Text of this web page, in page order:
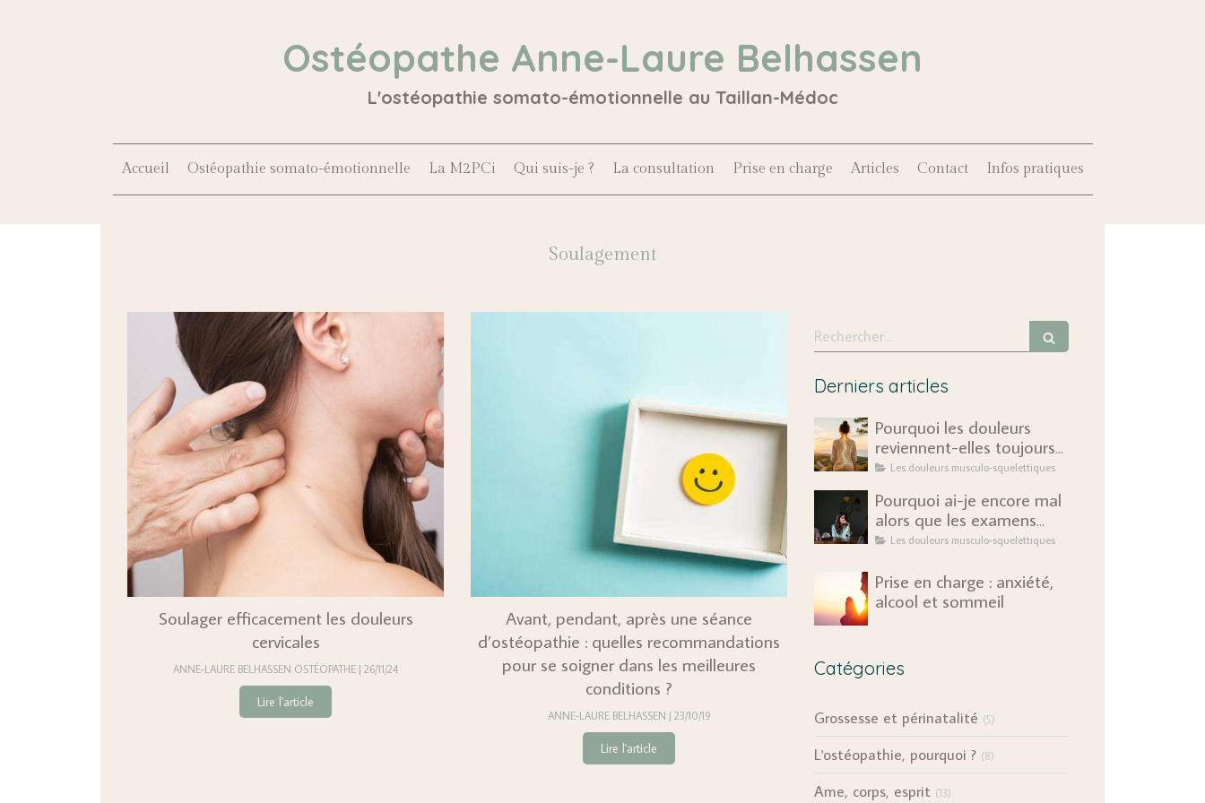
Ostéopathe Anne-Laure Belhassen
L'ostéopathie somato-émotionnelle au Taillan-Médoc
Accueil Ostéopathie somato-émotionnelle La M2PCi Qui suis-je ? La consultation Prise en charge Articles Contact Infos pratiques
Soulagement
Soulager efficacement les douleurs
cervicales
ANNE-LAURE BELHASSEN OSTÉOPATHE 26/11/24
Lire l'article
Avant, pendant, après une séance
d’ostéopathie : quelles recommandations
pour se soigner dans les meilleures
conditions ?
ANNE-LAURE BELHASSEN 23/10/19
Lire l'article
Rechercher
Derniers articles
Pourquoi les douleurs
reviennent-elles toujours
au même endroit ?
Les douleurs musculo-squelettiques
Pourquoi ai-je encore mal
alors que les examens
sont rassurants ?
Les douleurs musculo-squelettiques
Prise en charge : anxiété,
alcool et sommeil
Catégories
Grossesse et périnatalité (5)
L'ostéopathie, pourquoi ? (8)
Ame, corps, esprit (13)